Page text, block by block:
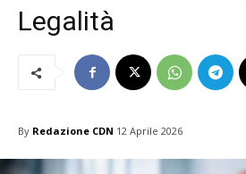
Legalità
By Redazione CDN 12 Aprile 2026